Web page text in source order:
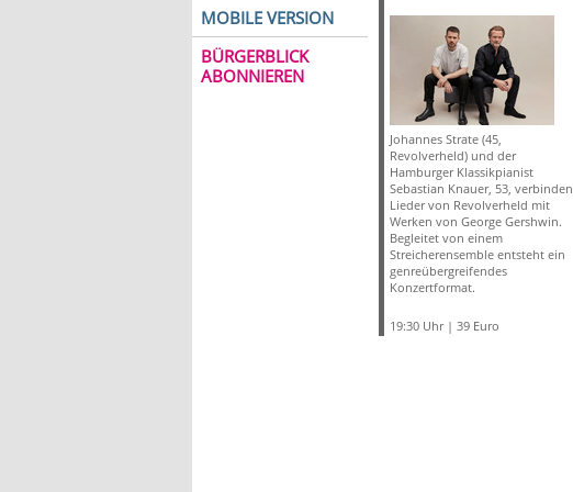
MOBILE VERSION
BÜRGERBLICK
ABONNIEREN
Johannes Strate (45,
Revolverheld) und der
Hamburger Klassikpianist
Sebastian Knauer, 53, verbinden
Lieder von Revolverheld mit
Werken von George Gershwin.
Begleitet von einem
Streicherensemble entsteht ein
genreübergreifendes
Konzertformat.
19:30 Uhr | 39 Euro